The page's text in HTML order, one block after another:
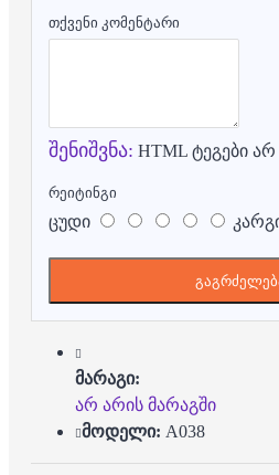
თქვენი კომენტარი
შენიშვნა: HTML ტეგები
რეიტინგი
ცუდი
მარაგი:
არ არის მარაგში
მოდელი: A038